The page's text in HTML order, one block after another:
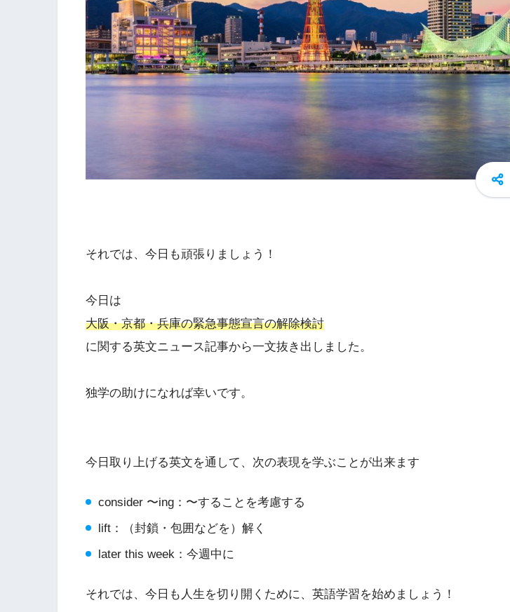
それでは、今日も頑張りましょう！
今日は
大阪・京都・兵庫の緊急事態宣言の解除検討
に関する英文ニュース記事から一文抜き出しました。
独学の助けになれば幸いです。
今日取り上げる英文を通して、次の表現を学ぶことが出来ます
consider 〜ing：〜することを考慮する
lift：（封鎖・包囲などを）解く
later this week：今週中に
それでは、今日も人生を切り開くために、英語学習を始めましょう！